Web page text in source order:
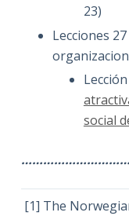
23)
Lecciones
social
[1] The